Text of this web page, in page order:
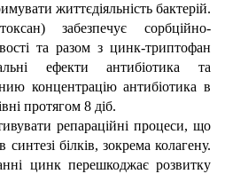
життєдіяльність бактерій.
забезпечує сорбційно-
та разом з цинк-триптофан
ефекти антибіотика та
концентрацію антибіотика в
протягом 8 діб.
репараційні процеси, що
білків, зокрема колагену.
цинк перешкоджає розвитку